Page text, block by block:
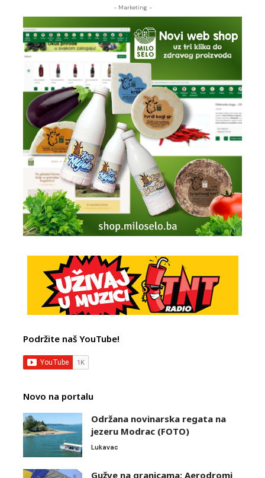
- Marketing -
Podržite naš YouTube!
Novo na portalu
Održana novinarska regata na
jezeru Modrac (FOTO)
Lukavac
Gužve na granicama: Aerodromi